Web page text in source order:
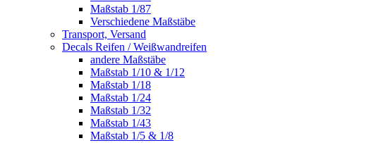
Maßstab 1/87
Verschiedene Maßstäbe
Transport, Versand
Decals Reifen / Weißwandreifen
andere Maßstäbe
Maßstab 1/10 & 1/12
Maßstab 1/18
Maßstab 1/24
Maßstab 1/32
Maßstab 1/43
Maßstab 1/5 & 1/8